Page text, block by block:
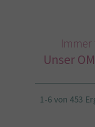
Unser
1-6 von 453